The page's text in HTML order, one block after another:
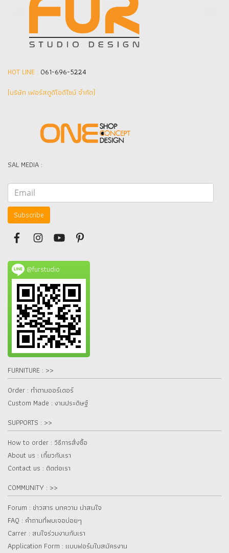
HOT LINE : 061-696-5224
(บริษัท เฟอร์สตูดิโอดีไซน์ จำกัด]
SAL MEDIA :
Subscribe
@furstudio
FURNITURE : >>
Order : ทำตามออร์เดอร์
Custom Made : งานประดิษฐ์
SUPPORTS : >>
How to order : วิธีการสั่งซื้อ
About us : เกี๋ยวกับเรา
Contact us : ติดต่อเรา
COMMUNITY : >>
Forum : ข่าวสาร บทความ น่าสนใจ
FAQ : คำถามที่พบเจอบ่อยๆ
Carrer : สนใจร่วมงานกับเรา
Application Form : แบบฟอร์มใบสมัครงาน